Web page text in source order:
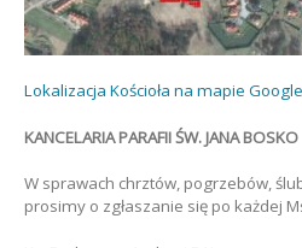
Lokalizacja Kościoła na mapie Google
KANCELARIA PARAFII ŚW. JANA BOSKO
W sprawach chrztów, pogrzebów,
prosimy o zgłaszanie się po każdej